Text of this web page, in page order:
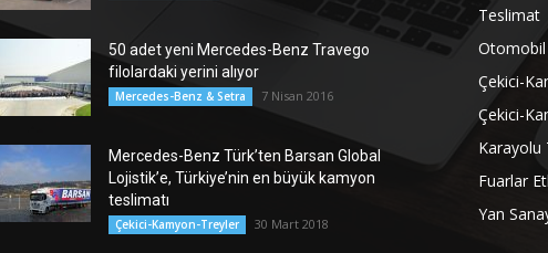
50 adet yeni Mercedes-Benz Travego
filolardaki yerini alıyor
Mercedes-Benz & Setra 7 Nisan 2016
Mercedes-Benz Türk’ten Barsan Global
Lojistik’e, Türkiye’nin en büyük kamyon
teslimatı
Çekici-Kamyon-Treyler 30 Mart 2018
Teslimat
Otomobil
Çekici-
Çekici-
Karayolu
Fuarlar
Yan